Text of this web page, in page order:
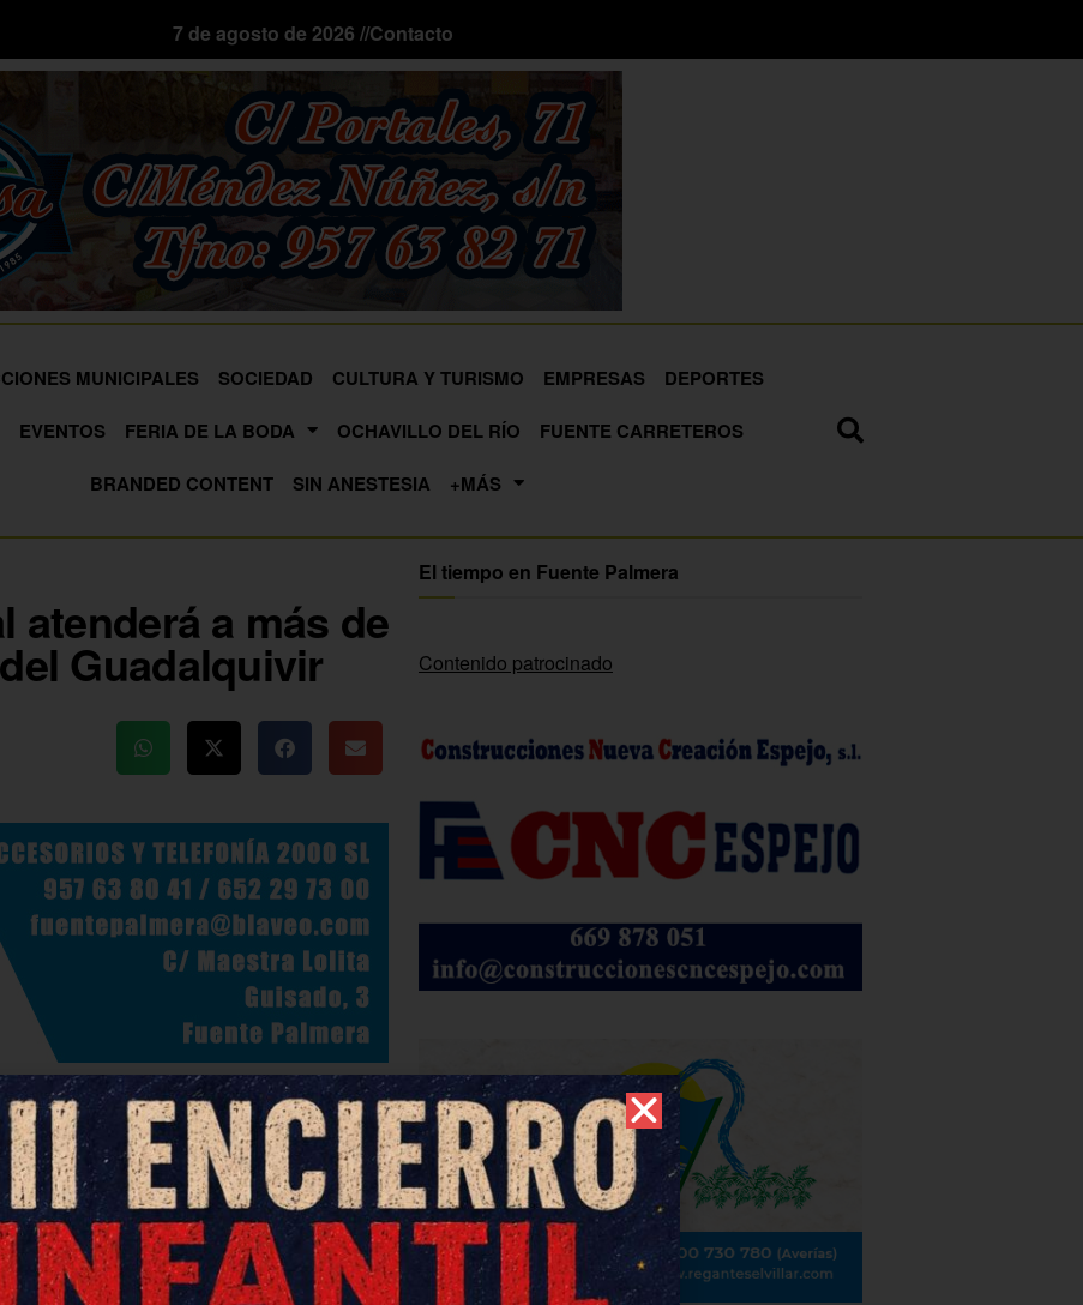
7 de agosto de 2026 //Contacto
MUNICIPALES SOCIEDAD CULTURA Y TURISMO EMPRESAS
DEPORTES
EVENTOS FERIA DE LA BODA OCHAVILLO DEL RÍO
FUENTE CARRETEROS
BRANDED CONTENT
SIN ANESTESIA +MÁS
a más de
Guadalquivir
El tiempo en Fuente Palmera
Contenido patrocinado